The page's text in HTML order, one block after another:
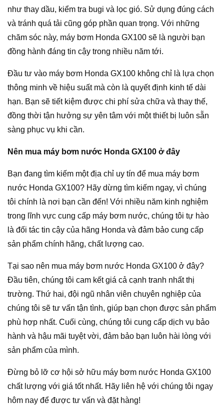
như thay dầu, kiểm tra bugi và lọc gió. Sử dụng đúng cách
và tránh quá tải cũng góp phần quan trọng. Với những
chăm sóc này, máy bơm Honda GX100 sẽ là người bạn
đồng hành đáng tin cậy trong nhiều năm tới.
Đầu tư vào máy bơm Honda GX100 không chỉ là lựa chọn
thông minh về hiệu suất mà còn là quyết định kinh tế dài
hạn. Bạn sẽ tiết kiệm được chi phí sửa chữa và thay thế,
đồng thời tận hưởng sự yên tâm với một thiết bị luôn sẵn
sàng phục vụ khi cần.
Nên mua máy bơm nước Honda GX100 ở đây
Bạn đang tìm kiếm một địa chỉ uy tín để mua máy bơm
nước Honda GX100? Hãy dừng tìm kiếm ngay, vì chúng
tôi chính là nơi bạn cần đến! Với nhiều năm kinh nghiệm
trong lĩnh vực cung cấp máy bơm nước, chúng tôi tự hào
là đối tác tin cậy của hãng Honda và đảm bảo cung cấp
sản phẩm chính hãng, chất lượng cao.
Tại sao nên mua máy bơm nước Honda GX100 ở đây?
Đầu tiên, chúng tôi cam kết giá cả cạnh tranh nhất thị
trường. Thứ hai, đội ngũ nhân viên chuyên nghiệp của
chúng tôi sẽ tư vấn tận tình, giúp bạn chọn được sản phẩm
phù hợp nhất. Cuối cùng, chúng tôi cung cấp dịch vụ bảo
hành và hậu mãi tuyệt vời, đảm bảo bạn luôn hài lòng với
sản phẩm của mình.
Đừng bỏ lỡ cơ hội sở hữu máy bơm nước Honda GX100
chất lượng với giá tốt nhất. Hãy liên hệ với chúng tôi ngay
hôm nay để được tư vấn và đặt hàng!